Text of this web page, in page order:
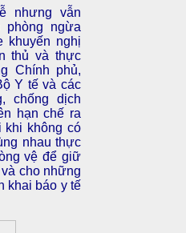
nhưng vẫn
phòng ngừa
khuyến nghị
thủ và thực
Chính phủ,
Y tế và các
chống dịch
hạn chế ra
không có
nhau thực
vệ để giữ
cho những
khai báo y tế